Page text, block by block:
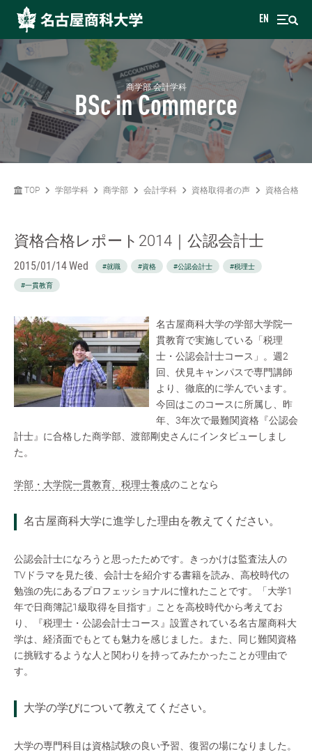
EN
商学部 会計学科
BSc in Commerce
TOP 学部学科 商学部 会計学科 資格取得者の声 資格合格レ
資格合格レポート2014｜公認会計士
2015/01/14 Wed #就職 #資格 #公認会計士 #税理士
#一貫教育
名古屋商科大学の学部大学院一
貫教育で実施している「税理
士・公認会計士コース」。週2
回、伏見キャンパスで専門講師
より、徹底的に学んでいます。
今回はこのコースに所属し、昨
年、3年次で最難関資格『公認会
計士』に合格した商学部、渡部剛史さんにインタビューしまし
た。
学部・大学院一貫教育、税理士養成のことなら
名古屋商科大学に進学した理由を教えてください。
公認会計士になろうと思ったためです。きっかけは監査法人の
TVドラマを見た後、会計士を紹介する書籍を読み、高校時代の
勉強の先にあるプロフェッショナルに憧れたことです。「大学1
年で日商簿記1級取得を目指す」ことを高校時代から考えてお
り、『税理士・公認会計士コース』設置されている名古屋商科大
学は、経済面でもとても魅力を感じました。また、同じ難関資格
に挑戦するような人と関わりを持ってみたかったことが理由で
す。
大学の学びについて教えてください。
大学の専門科目は資格試験の良い予習、復習の場になりました。